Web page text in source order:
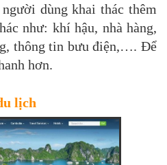
dùng khai thác thêm
như: khí hậu, nhà hàng,
thông tin bưu điện,…. Để
hơn.
lịch